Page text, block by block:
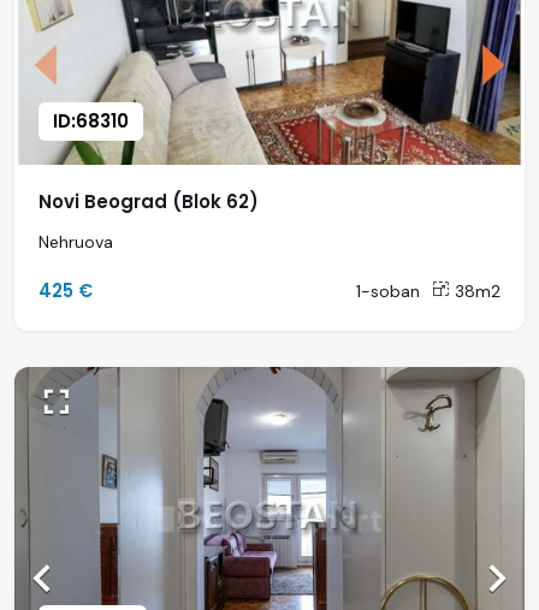
ID:68310
Novi Beograd (Blok 62)
Nehruova
425 € 1-soban 38m2